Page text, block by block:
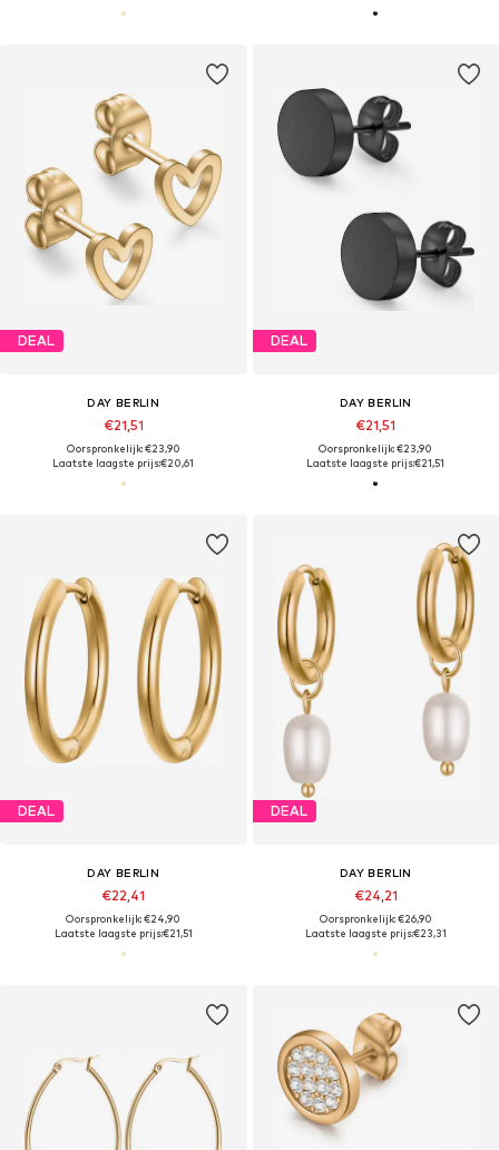
DEAL
DAY BERLIN
€21,51
Oorspronkelijk: €23,90
Laatste laagste prijs:€20,61
DEAL
DAY BERLIN
€21,51
Oorspronkelijk: €23,90
Laatste laagste prijs:€21,51
DEAL
DAY BERLIN
€22,41
Oorspronkelijk: €24,90
Laatste laagste prijs:€21,51
DEAL
DAY BERLIN
€24,21
Oorspronkelijk: €26,90
Laatste laagste prijs:€23,31